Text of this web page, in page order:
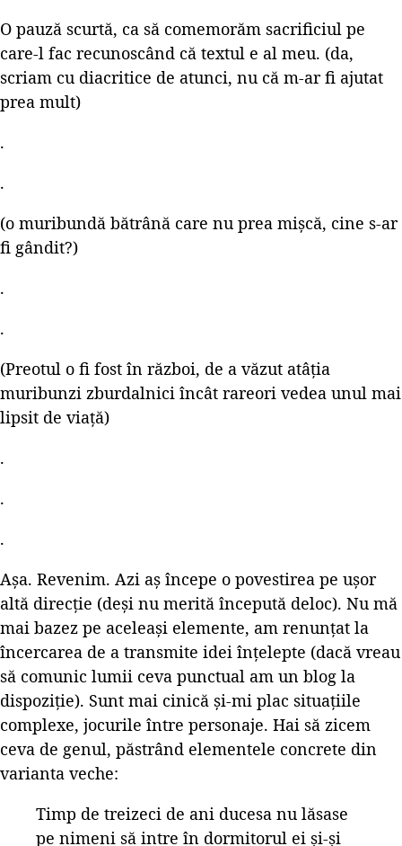
O pauză scurtă, ca să comemorăm sacrificiul pe
care-l fac recunoscând că textul e al meu. (da,
scriam cu diacritice de atunci, nu că m-ar fi ajutat
prea mult)
.
.
(o muribundă bătrână care nu prea mișcă, cine s-ar
fi gândit?)
.
.
(Preotul o fi fost în război, de a văzut atâția
muribunzi zburdalnici încât rareori vedea unul mai
lipsit de viață)
.
.
.
Așa. Revenim. Azi aș începe o povestirea pe ușor
altă direcție (deși nu merită începută deloc). Nu mă
mai bazez pe aceleași elemente, am renunțat la
încercarea de a transmite idei înțelepte (dacă vreau
să comunic lumii ceva punctual am un blog la
dispoziție). Sunt mai cinică și-mi plac situațiile
complexe, jocurile între personaje. Hai să zicem
ceva de genul, păstrând elementele concrete din
varianta veche:
Timp de treizeci de ani ducesa nu lăsase
pe nimeni să intre în dormitorul ei și-și